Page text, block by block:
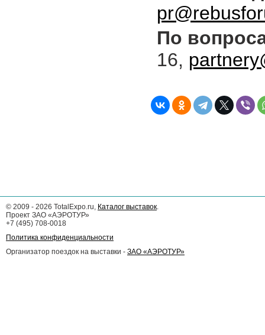
По
16,
© 2009 - 2026 TotalExpo.ru, Каталог выставок.
Проект ЗАО «АЭРОТУР»
+7 (495) 708-0018
Политика конфиденциальности
Организатор поездок на выставки - ЗАО «АЭРОТУР»